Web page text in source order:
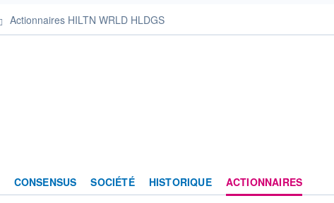
Actionnaires HILTN WRLD HLDGS
CONSENSUS SOCIÉTÉ HISTORIQUE ACTIONNAIRES